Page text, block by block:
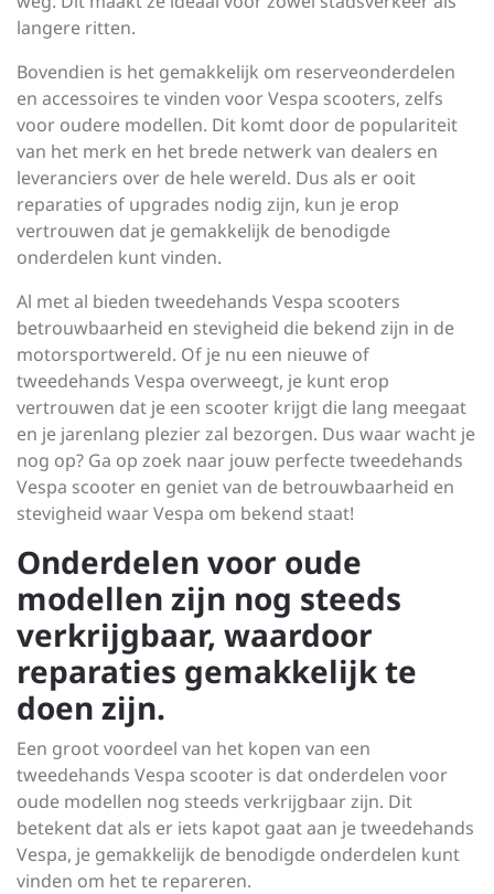
langere ritten.
Bovendien is het gemakkelijk om reserveonderdelen
en accessoires te vinden voor Vespa scooters, zelfs
voor oudere modellen. Dit komt door de populariteit
van het merk en het brede netwerk van dealers en
leveranciers over de hele wereld. Dus als er ooit
reparaties of upgrades nodig zijn, kun je erop
vertrouwen dat je gemakkelijk de benodigde
onderdelen kunt vinden.
Al met al bieden tweedehands Vespa scooters
betrouwbaarheid en stevigheid die bekend zijn in de
motorsportwereld. Of je nu een nieuwe of
tweedehands Vespa overweegt, je kunt erop
vertrouwen dat je een scooter krijgt die lang meegaat
en je jarenlang plezier zal bezorgen. Dus waar wacht je
nog op? Ga op zoek naar jouw perfecte tweedehands
Vespa scooter en geniet van de betrouwbaarheid en
stevigheid waar Vespa om bekend staat!
Onderdelen voor oude
modellen zijn nog steeds
verkrijgbaar, waardoor
reparaties gemakkelijk te
doen zijn.
Een groot voordeel van het kopen van een
tweedehands Vespa scooter is dat onderdelen voor
oude modellen nog steeds verkrijgbaar zijn. Dit
betekent dat als er iets kapot gaat aan je tweedehands
Vespa, je gemakkelijk de benodigde onderdelen kunt
vinden om het te repareren.